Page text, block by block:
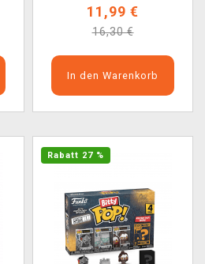
11,99 €
16,30 €
In den Warenkorb
Rabatt 27 %